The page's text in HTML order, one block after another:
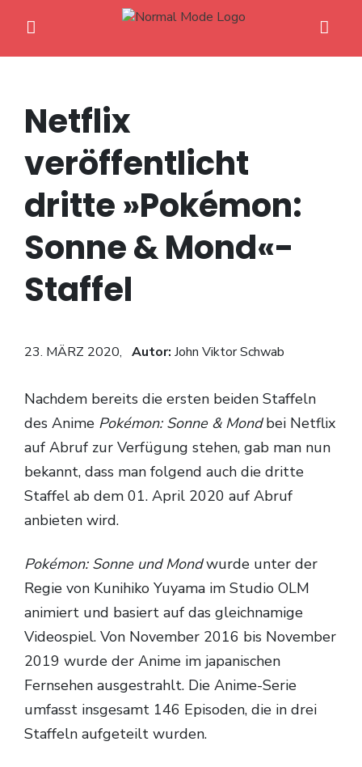
Home
Anime News
Spiele News
Reviews
Gaming-Eventkalender
TV-Programm
Netflix
veröffentlicht
dritte »Pokémon:
Sonne & Mond«-
Staffel
23. MÄRZ 2020, Autor: John Viktor Schwab
Nachdem bereits die ersten beiden Staffeln
des Anime Pokémon: Sonne & Mondbei Netflix
auf Abruf zur Verfügung stehen, gab man nun
bekannt, dass man folgend auch die dritte
Staffel ab dem 01. April 2020 auf Abruf
anbieten wird.
Pokémon: Sonne und Mondwurde unter der
Regie von Kunihiko Yuyama im Studio OLM
animiert und basiert auf das gleichnamige
Videospiel. Von November 2016 bis November
2019 wurde der Anime im japanischen
Fernsehen ausgestrahlt. Die Anime-Serie
umfasst insgesamt 146 Episoden, die in drei
Staffeln aufgeteilt wurden.